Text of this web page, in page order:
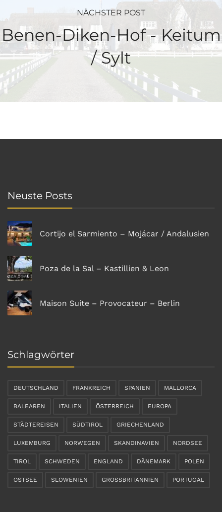
NÄCHSTER POST
Benen-Diken-Hof - Keitum
/ Sylt
Neuste Posts
Cortijo el Sarmiento – Mojácar / Andalusien
Poza de la Sal – Kastillien & Leon
Maison Suite – Provocateur – Berlin
Schlagwörter
DEUTSCHLAND FRANKREICH SPANIEN MALLORCA
BALEAREN ITALIEN ÖSTERREICH EUROPA
STÄDTEREISEN SÜDTIROL GRIECHENLAND
LUXEMBURG NORWEGEN SKANDINAVIEN NORDSEE
TIROL SCHWEDEN ENGLAND DÄNEMARK POLEN
OSTSEE SLOWENIEN GROSSBRITANNIEN PORTUGAL